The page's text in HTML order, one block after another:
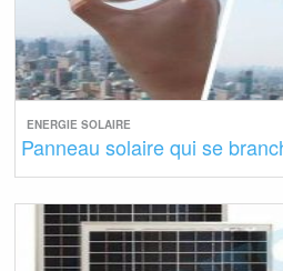
ENERGIE SOLAIRE
Panneau solaire qui se